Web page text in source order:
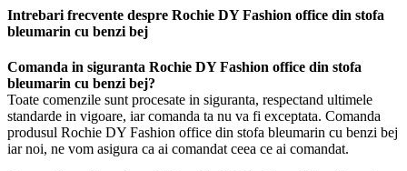
Intrebari frecvente despre Rochie DY Fashion office din stofa
bleumarin cu benzi bej
Comanda in siguranta Rochie DY Fashion office din stofa
bleumarin cu benzi bej?
Toate comenzile sunt procesate in siguranta, respectand ultimele
standarde in vigoare, iar comanda ta nu va fi exceptata. Comanda
produsul Rochie DY Fashion office din stofa bleumarin cu benzi bej
iar noi, ne vom asigura ca ai comandat ceea ce ai comandat.